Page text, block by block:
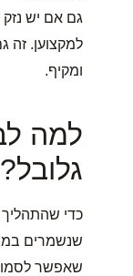
גם אם יש
למקצוען. זה
ומקיף.
למה
גלובל?
כדי שהתהליך
שנשמרים
שאפשר